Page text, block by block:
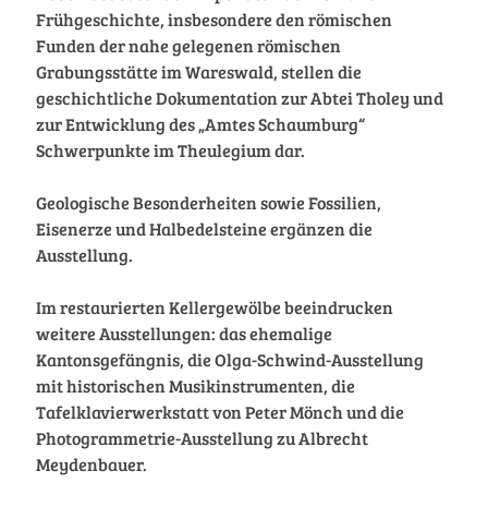
Frühgeschichte, insbesondere den römischen
Funden der nahe gelegenen römischen
Grabungsstätte im Wareswald, stellen die
geschichtliche Dokumentation zur Abtei Tholey und
zur Entwicklung des „Amtes Schaumburg“
Schwerpunkte im Theulegium dar.
Geologische Besonderheiten sowie Fossilien,
Eisenerze und Halbedelsteine ergänzen die
Ausstellung.
Im restaurierten Kellergewölbe beeindrucken
weitere Ausstellungen: das ehemalige
Kantonsgefängnis, die Olga-Schwind-Ausstellung
mit historischen Musikinstrumenten, die
Tafelklavierwerkstatt von Peter Mönch und die
Photogrammetrie-Ausstellung zu Albrecht
Meydenbauer.